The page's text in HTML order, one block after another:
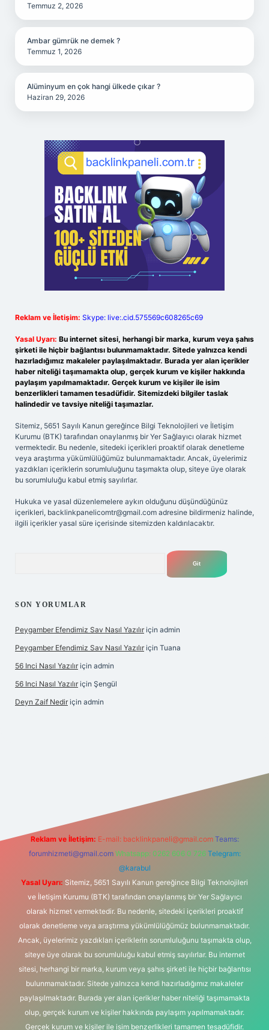
Temmuz 2, 2026
Ambar gümrük ne demek ?
Temmuz 1, 2026
Alüminyum en çok hangi ülkede çıkar ?
Haziran 29, 2026
Reklam ve İletişim: Skype: live:.cid.575569c608265c69
Yasal Uyarı: Bu internet sitesi, herhangi bir marka, kurum veya şahıs
şirketi ile hiçbir bağlantısı bulunmamaktadır. Sitede yalnızca kendi
hazırladığımız makaleler paylaşılmaktadır. Burada yer alan içerikler
haber niteliği taşımamakta olup, gerçek kurum ve kişiler hakkında
paylaşım yapılmamaktadır. Gerçek kurum ve kişiler ile isim
benzerlikleri tamamen tesadüfidir. Sitemizdeki bilgiler taslak
halindedir ve tavsiye niteliği taşımazlar.
Sitemiz, 5651 Sayılı Kanun gereğince Bilgi Teknolojileri ve İletişim
Kurumu (BTK) tarafından onaylanmış bir Yer Sağlayıcı olarak hizmet
vermektedir. Bu nedenle, sitedeki içerikleri proaktif olarak denetleme
veya araştırma yükümlülüğümüz bulunmamaktadır. Ancak, üyelerimiz
yazdıkları içeriklerin sorumluluğunu taşımakta olup, siteye üye olarak
bu sorumluluğu kabul etmiş sayılırlar.
Hukuka ve yasal düzenlemelere aykırı olduğunu düşündüğünüz
içerikleri, backlinkpanelicomtr@gmail.com adresine bildirmeniz halinde,
ilgili içerikler yasal süre içerisinde sitemizden kaldırılacaktır.
SON YORUMLAR
Peygamber Efendimiz Sav Nasıl Yazılır için admin
Peygamber Efendimiz Sav Nasıl Yazılır için Tuana
56 Inci Nasıl Yazılır için admin
56 Inci Nasıl Yazılır için Şengül
Deyn Zaif Nedir için admin
Reklam ve İletişim: E-mail: backlinkpaneli@gmail.com Teams:
forumhizmeti@gmail.com Whatsapp: 0262 606 0 726 Telegram:
@karabul
Yasal Uyarı: Sitemiz, 5651 Sayılı Kanun gereğince Bilgi Teknolojileri
ve İletişim Kurumu (BTK) tarafından onaylanmış bir Yer Sağlayıcı
olarak hizmet vermektedir. Bu nedenle, sitedeki içerikleri proaktif
olarak denetleme veya araştırma yükümlülüğümüz bulunmamaktadır.
Ancak, üyelerimiz yazdıkları içeriklerin sorumluluğunu taşımakta olup,
siteye üye olarak bu sorumluluğu kabul etmiş sayılırlar. Bu internet
sitesi, herhangi bir marka, kurum veya şahıs şirketi ile hiçbir bağlantısı
bulunmamaktadır. Sitede yalnızca kendi hazırladığımız makaleler
paylaşılmaktadır. Burada yer alan içerikler haber niteliği taşımamakta
olup, gerçek kurum ve kişiler hakkında paylaşım yapılmamaktadır.
Gerçek kurum ve kişiler ile isim benzerlikleri tamamen tesadüfidir.